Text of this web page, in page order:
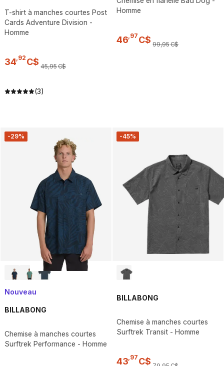
T-shirt à manches courtes Post
Cards Adventure Division -
Homme
34,92 C$ 45,95C$
(3)
Homme
46,97 C$ 99,95C$
-29%
Nouveau
BILLABONG
Chemise à manches courtes
Surftrek Performance - Homme
-45%
BILLABONG
Chemise à manches courtes
Surftrek Transit - Homme
43 97 C$